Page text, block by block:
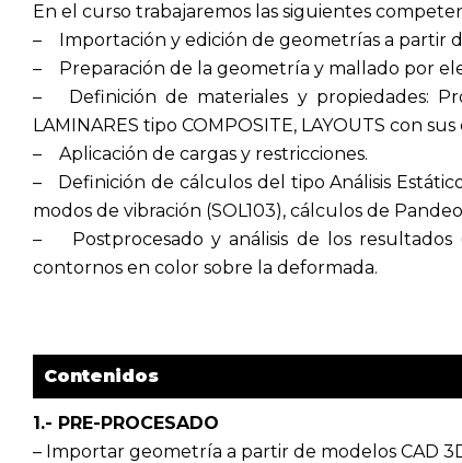
En el curso trabajaremos las siguientes
– Importación y edición de geometrías a partir
– Preparación de la geometría y mallado por
– Definición de materiales y propiedades:
LAMINARES tipo COMPOSITE, LAYOUTS con
– Aplicación de cargas y restricciones.
– Definición de cálculos del tipo Análisis
modos de vibración (SOL103), cálculos de Pandeo
– Postprocesado y análisis de los resultados
contornos en color sobre la deformada.
Contenidos
1.- PRE-PROCESADO
– Importar geometría a partir de modelos CAD